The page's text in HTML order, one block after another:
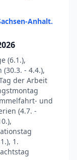
Anhalt.
(6.1.),
- 4.4.),
der Arbeit
und
(4.7. -
1.